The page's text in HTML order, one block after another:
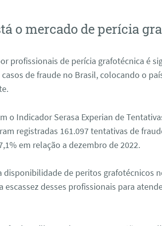
o mercado de perícia
profissionais de perícia grafotécnica é
de fraude no Brasil, colocando o
o Indicador Serasa Experian de
registradas 161.097 tentativas de
em relação a dezembro de 2022.
disponibilidade de peritos grafotécnicos
escassez desses profissionais para